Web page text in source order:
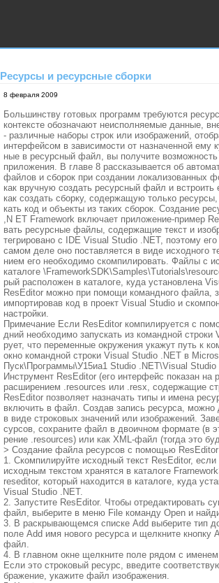
Ресурсы и ресурсные сборки
8 февраля 2009
Большинству готовых программ требуются
контексте обозначают неисполняемые данные,
- различные наборы строк или изображений,
интерфейсом в зависимости от назначенной ему
ные в ресурсный файл, вы получите
приложения. В главе 8 рассказывается об
файлов и сборок при создании локализованных
как вручную создать ресурсный файл и встроить
как создать сборку, содержащую только
кать код и объекты из таких сборок. Создание
,N ET Framework включает приложение-пример
вать ресурсные файлы, содержащие текст и
тегрировано с IDE Visual Studio .NET, поэтому
самом деле оно поставляется в виде исходного
нием его необходимо скомпилировать. Файлы с
каталоге
рый расположен в каталоге, куда установлена
ResEditor можно при помощи командного файла,
импортировав код в проект Visual Studio и
настройки.
Примечание Если ResEditor компилируется с
дний необходимо запускать из командной
рует, что переменные окружения укажут путь к
окно командной строки Visual Studio .NET в
Пуск\Программы\У15иа1 Studio .NET\Visual Studio
Инструмент ResEditor (его интерфейс показан на
расширением .resources или .resx, содержащие
ResEditor позволяет назначать типы и имена
включить в файл. Создав запись ресурса, можно
в виде строковых значений или изображений.
сурсов, сохраните файл в двоичном формате (в
рение .resources) или как XML-файл (тогда это
> Создание файла ресурсов с помощью ResEditor
1. Скомпилируйте исходный текст ResEditor,
исходным текстом хранятся в каталоге
reseditor, который находится в каталоге, куда
Visual Studio .NET.
2. Запустите ResEditor. Чтобы отредактировать
файл, выберите в меню File команду Open и
3. В раскрывающемся списке Add выберите тип
поле Add имя нового ресурса и щелкните кнопку
файл.
4. В главном окне щелкните поле рядом с именем
Если это строковый ресурс, введите
бражение, укажите файл изображения.